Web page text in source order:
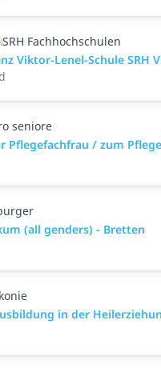
SRH Fachhochschulen
Viktor-Lenel-Schule
seniore
Pflegefachfrau / zum
(all genders) - Bretten
in der